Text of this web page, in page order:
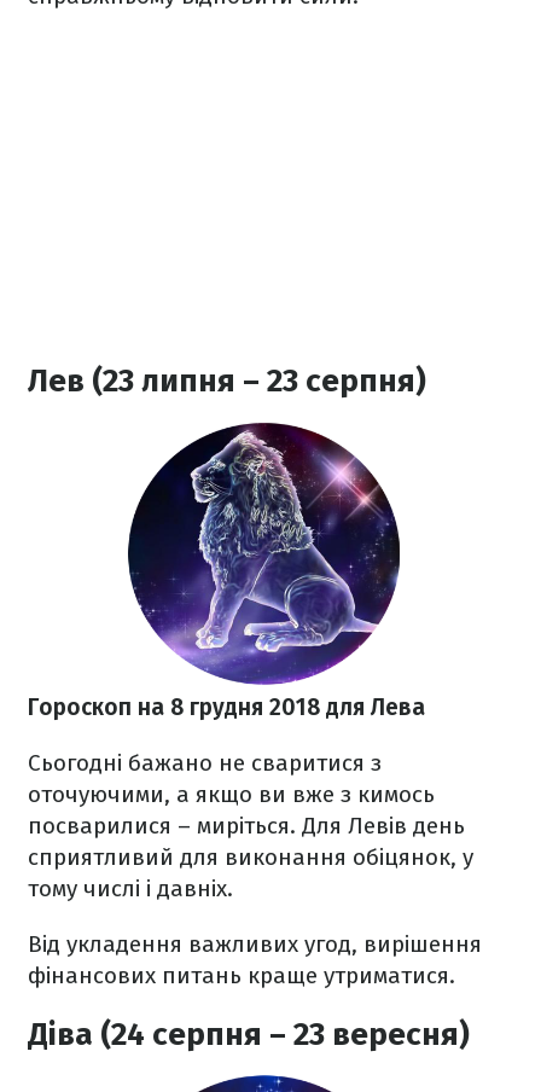
Лев (23 липня – 23 серпня)
Гороскоп на 8 грудня 2018 для Лева
Сьогодні бажано не сваритися з
оточуючими, а якщо ви вже з кимось
посварилися – миріться. Для Левів день
сприятливий для виконання обіцянок, у
тому числі і давніх.
Від укладення важливих угод, вирішення
фінансових питань краще утриматися.
Діва (24 серпня – 23 вересня)